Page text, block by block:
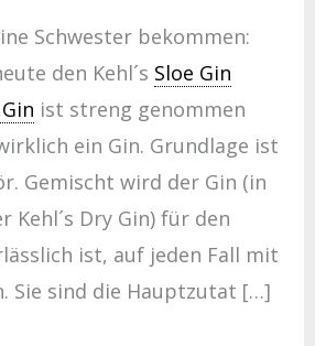
Schwester bekommen:
den Kehl´s Sloe Gin
ist streng genommen
ein Gin. Grundlage ist
Gemischt wird der Gin (in
Kehl´s Dry Gin) für den
ist, auf jeden Fall mit
Sie sind die Hauptzutat […]